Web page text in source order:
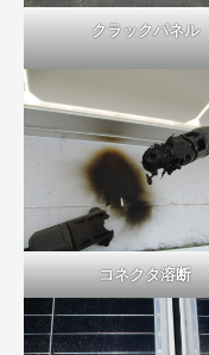
クラックパネル
コネクタ溶断